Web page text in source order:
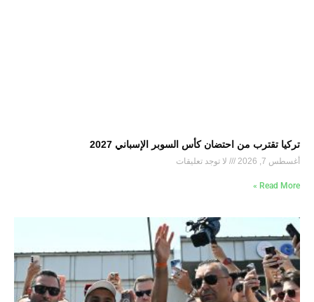
تركيا تقترب من احتضان كأس السوبر الإسباني 2027
أغسطس 7, 2026 لا توجد تعليقات
Read More »